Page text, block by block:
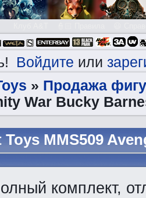
Войдите или
» Продажа
War Bucky
MMS509
комплект,